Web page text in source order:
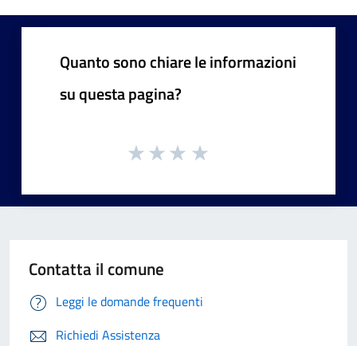
Quanto sono chiare le informazioni
su questa pagina?
Contatta il comune
Leggi le domande frequenti
Richiedi Assistenza